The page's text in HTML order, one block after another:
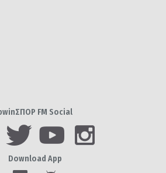
bwinΣΠΟΡ FM Social
Download App